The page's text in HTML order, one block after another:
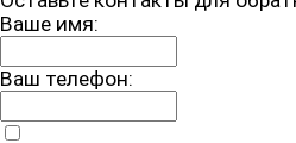
Ваше имя:
Ваш телефон: